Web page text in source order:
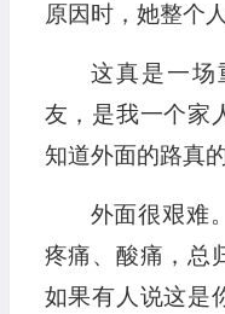
原因时，她整个
这真是一场
友，是我一个家
知道外面的路真
外面很艰难
疼痛、酸痛，总
如果有人说这是